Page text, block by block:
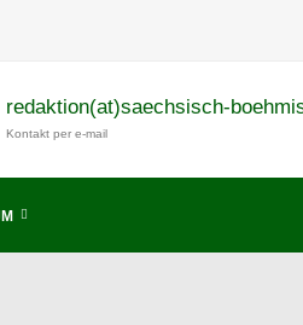
redaktion(at)saechsisch-
Kontakt per e-mail